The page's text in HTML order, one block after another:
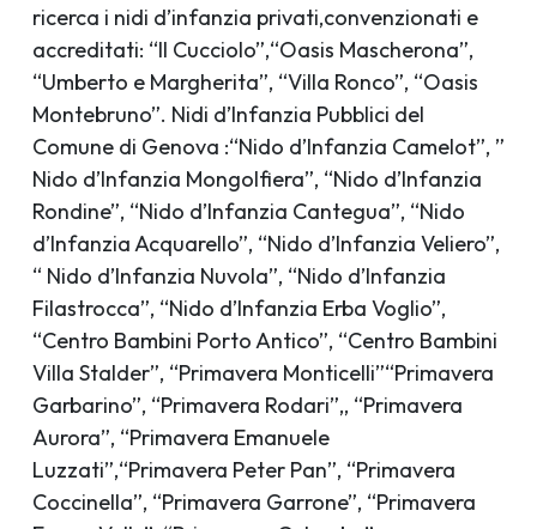
ricerca i nidi d’infanzia privati,convenzionati e
accreditati: “Il Cucciolo”,“Oasis Mascherona”,
“Umberto e Margherita”, “Villa Ronco”, “Oasis
Montebruno”. Nidi d’Infanzia Pubblici del
Comune di Genova :“Nido d’Infanzia Camelot”, ”
Nido d’Infanzia Mongolfiera”, “Nido d’Infanzia
Rondine”, “Nido d’Infanzia Cantegua”, “Nido
d’Infanzia Acquarello”, “Nido d’Infanzia Veliero”,
“ Nido d’Infanzia Nuvola”, “Nido d’Infanzia
Filastrocca”, “Nido d’Infanzia Erba Voglio”,
“Centro Bambini Porto Antico”, “Centro Bambini
Villa Stalder”, “Primavera Monticelli”“Primavera
Garbarino”, “Primavera Rodari”,, “Primavera
Aurora”, “Primavera Emanuele
Luzzati”,“Primavera Peter Pan”, “Primavera
Coccinella”, “Primavera Garrone”, “Primavera